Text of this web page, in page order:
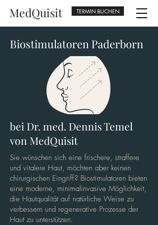
MedQuisit TERMIN BUCHEN
Biostimulatoren Paderborn
bei Dr. med. Dennis Temel
von MedQuisit
Sie wünschen sich eine frischere, straffere
und vitalere Haut, möchten aber keinen
chirurgischen Eingriff? Biostimulatoren bieten
eine moderne, minimalinvasive Möglichkeit,
die Hautqualität auf natürliche Weise zu
verbessern und regenerative Prozesse der
Haut zu unterstützen.